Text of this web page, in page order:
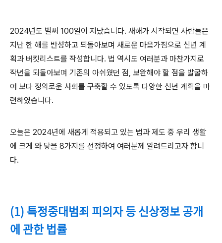
2024년도 벌써 100일이 지났습니다. 새해가 시작되면 사람들은
지난 한 해를 반성하고 되돌아보며 새로운 마음가짐으로 신년 계
획과 버킷리스트를 작성합니다. 법 역시도 여러분과 마찬가지로
작년을 되돌아보며 기존의 아쉬웠던 점, 보완해야 할 점을 발굴하
여 보다 정의로운 사회를 구축할 수 있도록 다양한 신년 계획을 마
련하였습니다.
오늘은 2024년에 새롭게 적용되고 있는 법과 제도 중 우리 생활
에 크게 와 닿을 8가지를 선정하여 여러분께 알려드리고자 합니
다.
(1) 특정중대범죄 피의자 등 신상정보 공개
에 관한 법률